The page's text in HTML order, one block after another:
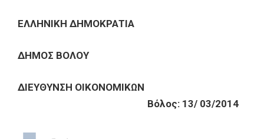
ΕΛΛΗΝΙΚΗ ΔΗΜΟΚΡΑΤΙΑ
ΔΗΜΟΣ ΒΟΛΟΥ
ΔIEYΘYNΣH OIKONOMIKΩN
Bόλος: 13/ 03/2014